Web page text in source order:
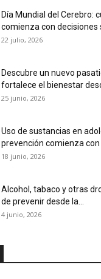
Día Mundial del Cerebro:
comienza con decisiones
22 julio, 2026
Descubre un nuevo
fortalece el bienestar
25 junio, 2026
Uso de sustancias en
prevención comienza con
18 junio, 2026
Alcohol, tabaco y otras
de prevenir desde la...
4 junio, 2026